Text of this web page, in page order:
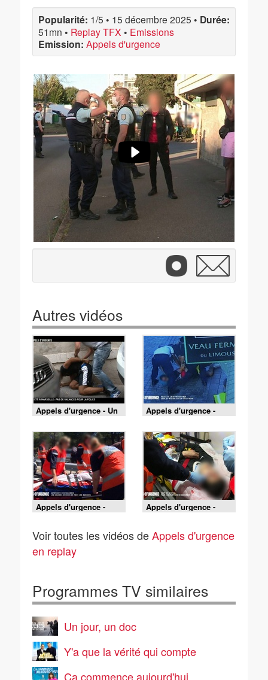
Popularité: 1/5 • 15 décembre 2025 • Durée:
51mn • Replay TFX • Emissions
Emission: Appels d'urgence
Autres vidéos
Appels d'urgence - Un
été à Marseille : pas de
vacances pour la
police
Appels d'urgence -
Police de la Seyne-sur-
mer : coup de mistral
sur la côte d'azur
Appels d'urgence -
Autoroute des
croisés de tous les
dangers
Appels d'urgence -
Coup de mistral pour
Camargue
Voir toutes les vidéos deAppels d'urgence
en replay
Programmes TV similaires
Un jour, un doc
Y'a que la vérité qui compte
Ça commence aujourd'hui